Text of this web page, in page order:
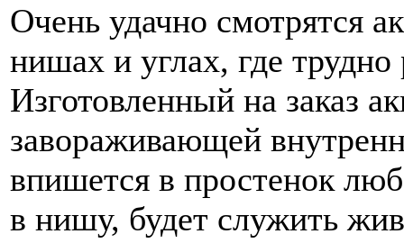
Очень удачно смотрятся
нишах и углах, где трудно
Изготовленный на заказ
завораживающей
впишется в простенок
в нишу, будет служить